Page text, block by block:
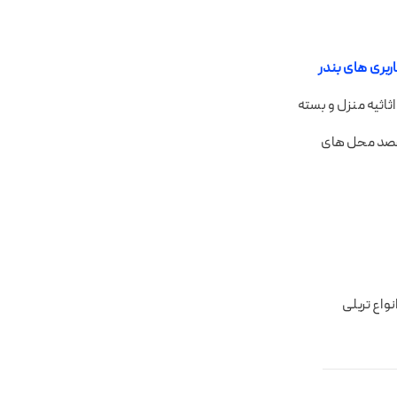
های بندر
منزل و بسته
محل های
انواع تریلی